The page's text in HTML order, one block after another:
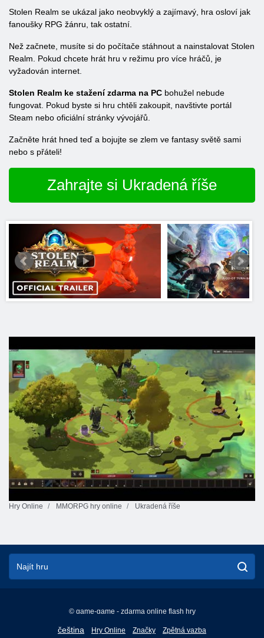
Stolen Realm se ukázal jako neobvyklý a zajímavý, hra osloví jak
fanoušky RPG žánru, tak ostatní.
Než začnete, musíte si do počítače stáhnout a nainstalovat Stolen
Realm. Pokud chcete hrát hru v režimu pro více hráčů, je
vyžadován internet.
Stolen Realm ke stažení zdarma na PC bohužel nebude
fungovat. Pokud byste si hru chtěli zakoupit, navštivte portál
Steam nebo oficiální stránky vývojářů.
Začněte hrát hned teď a bojujte se zlem ve fantasy světě sami
nebo s přáteli!
Zahrajte si Ukradená říše
Hry Online MMORPG hry online Ukradená říše
© game-game - zdarma online flash hry
čeština
English
Hry Online Značky Zpětná vazba